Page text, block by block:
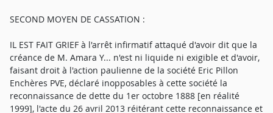
SECOND MOYEN DE CASSATION :
IL EST FAIT GRIEF à l'arrêt infirmatif attaqué d'avoir dit que la
créance de M. Amara Y... n'est ni liquide ni exigible et d'avoir,
faisant droit à l'action paulienne de la société Eric Pillon
Enchères PVE, déclaré inopposables à cette société la
reconnaissance de dette du 1er octobre 1888 [en réalité
1999], l'acte du 26 avril 2013 réitérant cette reconnaissance et